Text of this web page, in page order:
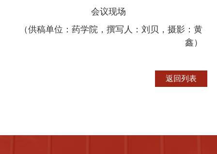
会议现场
（供稿单位：药学院，撰写人：刘贝，摄影：黄
鑫 ）